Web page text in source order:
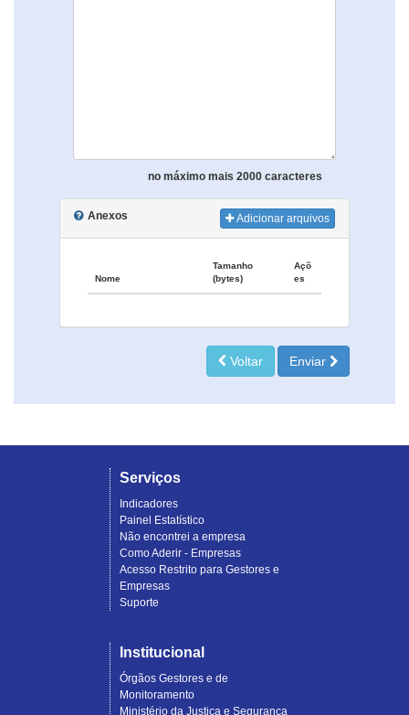
no máximo mais 2000 caracteres
Anexos Adicionar arquivos
Nome
Tamanho
(bytes)
Açõ
es
Voltar Enviar
Serviços
Indicadores
Painel Estatístico
Não encontrei a empresa
Como Aderir - Empresas
Acesso Restrito para Gestores e
Empresas
Suporte
Institucional
Órgãos Gestores e de
Monitoramento
Ministério da Justiça e Segurança